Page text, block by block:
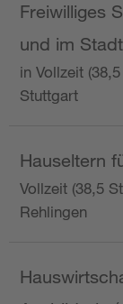
Freiwilliges
und im
in Vollzeit
Stuttgart
Hauseltern
Vollzeit (38,5
Rehlingen